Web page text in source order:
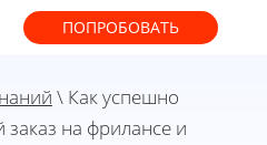
ПОПРОБОВАТЬ
\ Как успешно
на фрилансе и